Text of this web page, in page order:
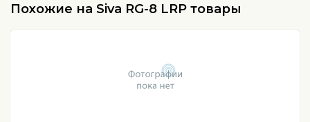
Похожие на Siva RG-8 LRP товары